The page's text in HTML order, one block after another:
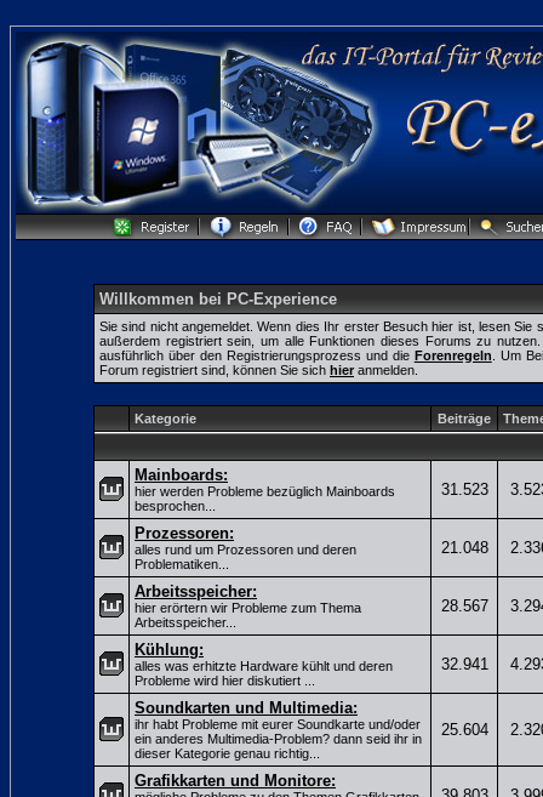
Willkommen bei PC-Experience
Sie sind nicht angemeldet. Wenn dies Ihr erster Besuch hier ist, lesen Sie
außerdem registriert sein, um alle Funktionen dieses Forums zu
ausführlich über den Registrierungsprozess und die Forenregeln. Um
Forum registriert sind, können Sie sich hier anmelden.
Kategorie Beiträge
Mainboards:
hier werden Probleme bezüglich Mainboards
besprochen...
31.523
Prozessoren:
alles rund um Prozessoren und deren
Problematiken...
21.048
Arbeitsspeicher:
hier erörtern wir Probleme zum Thema
Arbeitsspeicher...
28.567
Kühlung:
alles was erhitzte Hardware kühlt und deren
Probleme wird hier diskutiert ...
32.941
Soundkarten und Multimedia:
ihr habt Probleme mit eurer Soundkarte und/oder
ein anderes Multimedia-Problem? dann seid ihr in
dieser Kategorie genau richtig...
25.604
Grafikkarten und Monitore: